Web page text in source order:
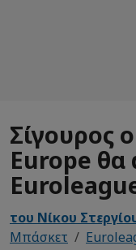
Σίγουρος
Europe θα
του Νίκου
Μπάσκετ